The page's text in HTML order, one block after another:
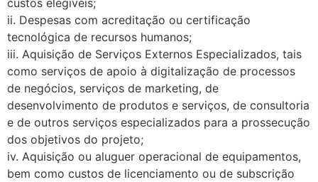
custos elegíveis;
ii. Despesas com acreditação ou certificação
tecnológica de recursos humanos;
iii. Aquisição de Serviços Externos Especializados, tais
como serviços de apoio à digitalização de processos
de negócios, serviços de marketing, de
desenvolvimento de produtos e serviços, de consultoria
e de outros serviços especializados para a prossecução
dos objetivos do projeto;
iv. Aquisição ou aluguer operacional de equipamentos,
bem como custos de licenciamento ou de subscrição